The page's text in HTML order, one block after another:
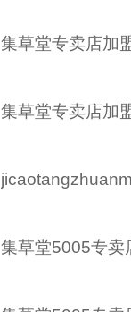
集草堂专卖店加
集草堂专卖店加
集草堂5005专卖